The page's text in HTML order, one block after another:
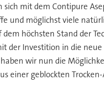
mit dem Contipure
und möglichst viele
höchsten Stand der
der Investition in die
wir nun die
einer geblockten